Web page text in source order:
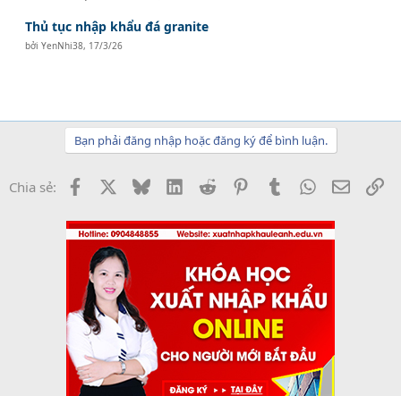
Thủ tục nhập khẩu đá granite
bởiYenNhi38, 17/3/26
Bạn phải đăng nhập hoặc đăng ký để bình luận.
Chia sẻ: Facebook BlueskyLinkedInReddit PinterestTumblrWhatsApp
Email